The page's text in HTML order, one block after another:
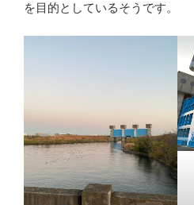
を目的としているそうです。